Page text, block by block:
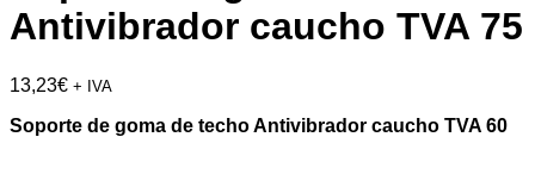
Antivibrador caucho TVA 75
13,23€ + IVA
Soporte de goma de techo Antivibrador caucho TVA 60